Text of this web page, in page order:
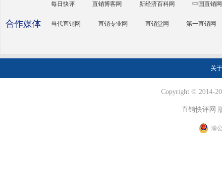
合作媒体
每日快评 直销博客网 新经济百科网 中国直销网
当代直销网 直销专业网 直销堂网 第一直销网
关
Copyright © 2014-
直销快评网
渝